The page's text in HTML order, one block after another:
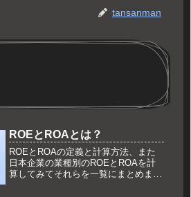
tansanman
ROEとROAとは？
ROEとROAの定義と計算方法、また
日本企業の業種別のROEとROAを計
算してみてそれらを一覧にまとめまし